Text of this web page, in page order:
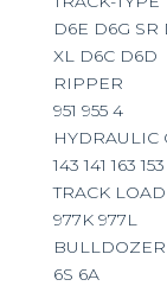
D6E D6G SR
XL D6C D6D
RIPPER
951 955 4
HYDRAULIC
143 141 163
TRACK
977K 977L
BULLDOZER
6S 6A